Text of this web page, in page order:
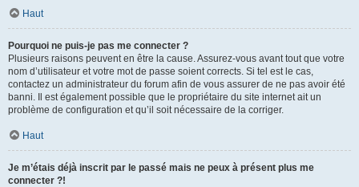
Haut
Pourquoi ne puis-je pas me connecter ?
Plusieurs raisons peuvent en être la cause. Assurez-vous avant tout que votre
nom d’utilisateur et votre mot de passe soient corrects. Si tel est le cas,
contactez un administrateur du forum afin de vous assurer de ne pas avoir été
banni. Il est également possible que le propriétaire du site internet ait un
problème de configuration et qu’il soit nécessaire de la corriger.
Haut
Je m’étais déjà inscrit par le passé mais ne peux à présent plus me
connecter ?!